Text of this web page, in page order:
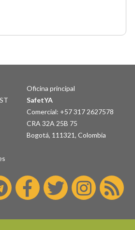
Oficina principal
SafetYA
Comercial: +57 317 2627578
CRA 32A 25B 75
Bogotá, 111321, Colombia